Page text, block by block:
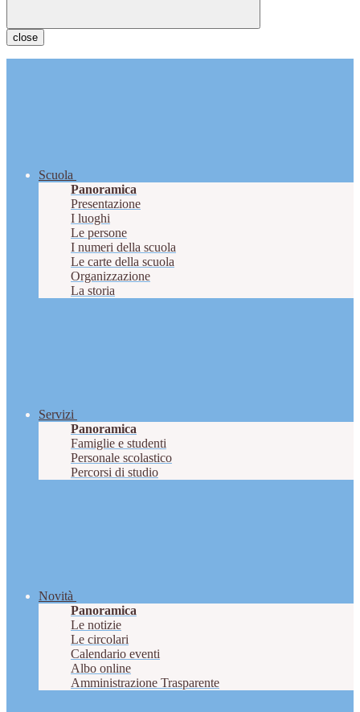
close
Scuola
Panoramica
Presentazione
I luoghi
Le persone
I numeri della scuola
Le carte della scuola
Organizzazione
La storia
Servizi
Panoramica
Famiglie e studenti
Personale scolastico
Percorsi di studio
Novità
Panoramica
Le notizie
Le circolari
Calendario eventi
Albo online
Amministrazione Trasparente